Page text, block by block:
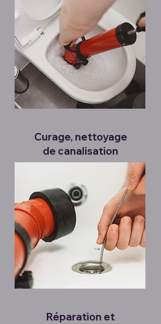
Curage, nettoyage
de canalisation
Réparation et